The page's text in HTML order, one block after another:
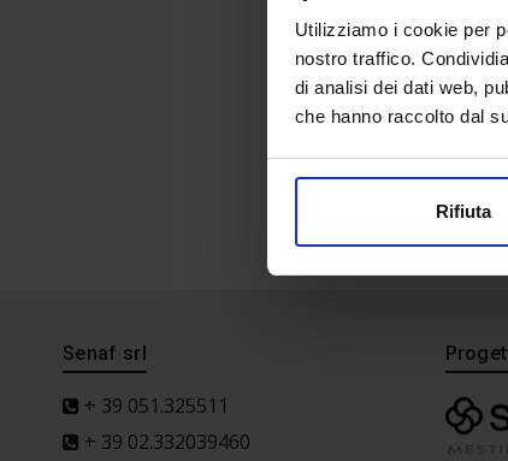
Utilizziamo i cookie per
nostro traffico.
di analisi dei dati web,
che hanno raccolto dal
Rifiuta
Senaf srl
+ 39 051.325511
+ 39 02.332039460